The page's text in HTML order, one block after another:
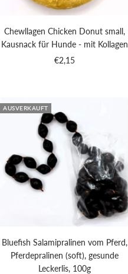
Chewllagen Chicken Donut small,
Kausnack für Hunde - mit Kollagen
Angebotspreis
€2,15
AUSVERKAUFT
Bluefish Salamipralinen vom Pferd,
Pferdepralinen (soft), gesunde
Leckerlis, 100g